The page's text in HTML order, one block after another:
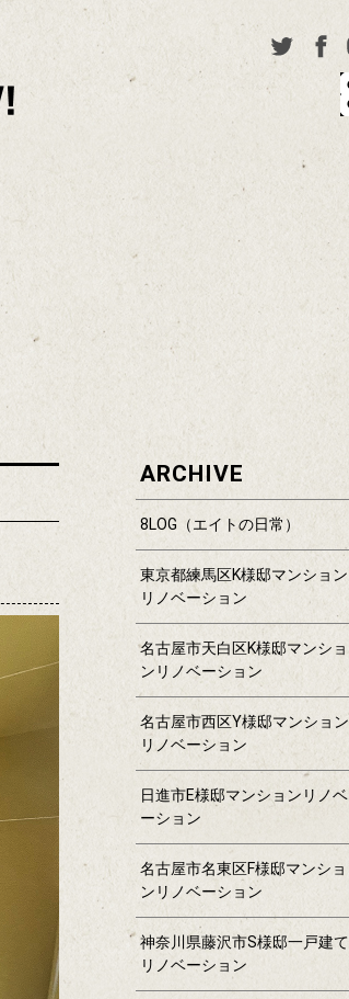
ARCHIVE
8LOG（エイトの日常）
東京都練馬区K様邸マンション
リノベーション
名古屋市天白区K様邸マンショ
ンリノベーション
名古屋市西区Y様邸マンション
リノベーション
日進市E様邸マンションリノベ
ーション
名古屋市名東区F様邸マンショ
ンリノベーション
神奈川県藤沢市S様邸一戸建て
リノベーション